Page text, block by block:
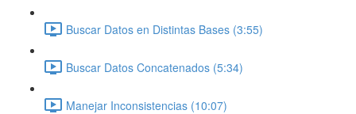
Buscar Datos en Distintas Bases (3:55)
Buscar Datos Concatenados (5:34)
Manejar Inconsistencias (10:07)